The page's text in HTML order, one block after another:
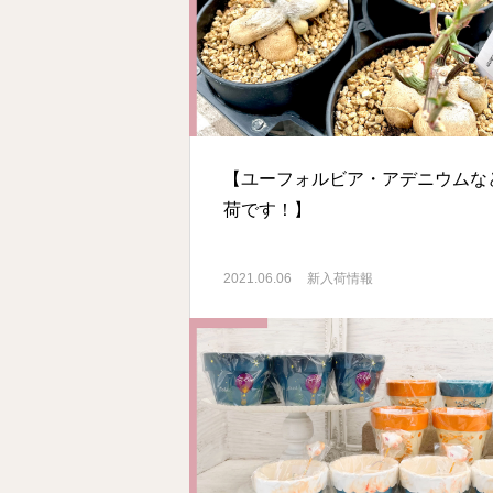
【ユーフォルビア・アデニウムな
荷です！】
2021.06.06 新入荷情報